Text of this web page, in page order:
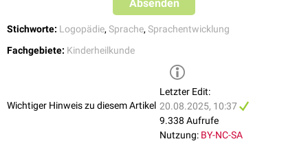
Absenden
Stichworte: Logopädie, Sprache, Sprachentwicklung
Fachgebiete: Kinderheilkunde
Wichtiger Hinweis zu diesem Artikel
Letzter Edit:
20.08.2025, 10:37
9.338 Aufrufe
Nutzung: BY-NC-SA